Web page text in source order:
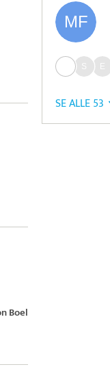
SE ALLE 53
Boel